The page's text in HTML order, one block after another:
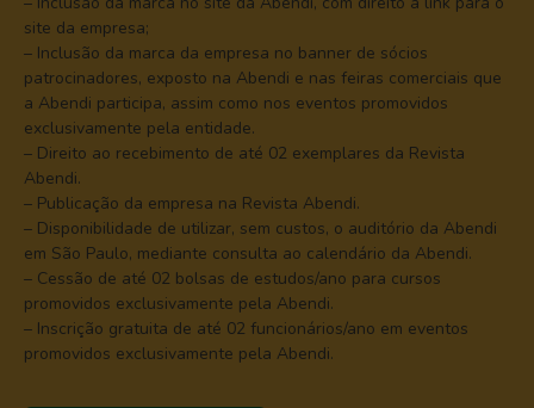
site da empresa;
– Inclusão da marca da empresa no banner de sócios
patrocinadores, exposto na Abendi e nas feiras comerciais que
a Abendi participa, assim como nos eventos promovidos
exclusivamente pela entidade.
– Direito ao recebimento de até 02 exemplares da Revista
Abendi.
– Publicação da empresa na Revista Abendi.
– Disponibilidade de utilizar, sem custos, o auditório da Abendi
em São Paulo, mediante consulta ao calendário da Abendi.
– Cessão de até 02 bolsas de estudos/ano para cursos
promovidos exclusivamente pela Abendi.
– Inscrição gratuita de até 02 funcionários/ano em eventos
promovidos exclusivamente pela Abendi.